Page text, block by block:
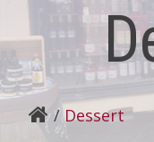
Dessert